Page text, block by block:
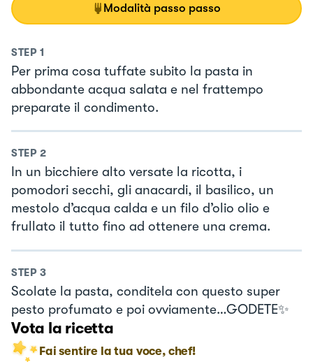
Modalità passo passo
STEP 1
Per prima cosa tuffate subito la pasta in
abbondante acqua salata e nel frattempo
preparate il condimento.
STEP 2
In un bicchiere alto versate la ricotta, i
pomodori secchi, gli anacardi, il basilico, un
mestolo d’acqua calda e un filo d’olio olio e
frullato il tutto fino ad ottenere una crema.
STEP 3
Scolate la pasta, conditela con questo super
pesto profumato e poi ovviamente…GODETE✨
Vota la ricetta
Fai sentire la tua voce, chef!